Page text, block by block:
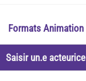
Formats Animation
Saisir un.e acteurice